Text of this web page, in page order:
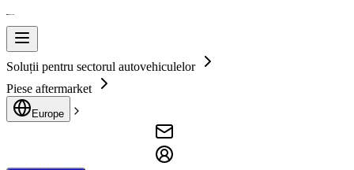
Soluții pentru sectorul autovehiculelor
Piese aftermarket
Europe